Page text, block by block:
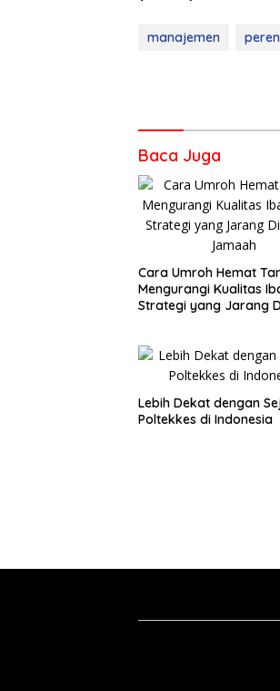
manajemen
Baca Juga
Cara Umroh Hemat
Mengurangi Kualitas
Strategi yang Jarang
Lebih Dekat dengan
Poltekkes di Indonesia